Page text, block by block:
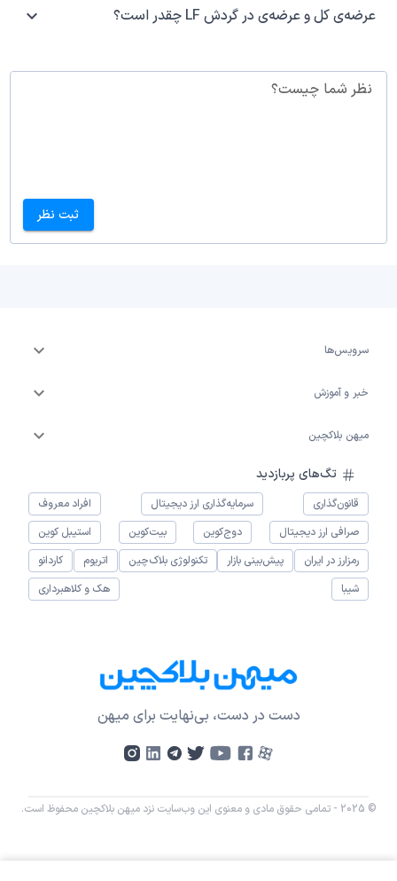
عرضه‌ی کل و عرضه‌ی در گردش LF چقدر است؟
نظر شما چیست؟
ثبت نظر
سرویس‌ها
خبر و آموزش
میهن بلاکچین
تگ‌های پربازدید
قانون‌گذاری سرمایه‌گذاری ارز دیجیتال
افراد معروف
صرافی ارز دیجیتال
دوج‌کوین بیت‌کوین
استیبل کوین
رمزارز در ایران
پیش‌بینی بازار تکنولوژی بلاک‌چین اتریوم
کاردانو
شیبا
هک و کلاهبرداری
دست در دست، بی‌نهایت برای میهن
© 2025 - تمامی حقوق مادی و معنوی این وب‌سایت نزد میهن بلاکچین محفوظ است.